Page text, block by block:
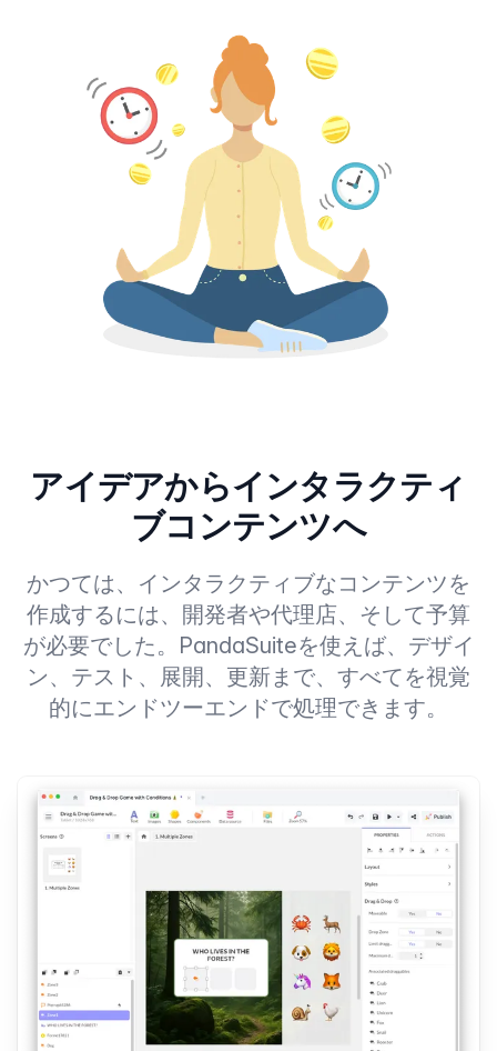
アイデアからインタラクティ
ブコンテンツへ
かつては、インタラクティブなコンテンツを
作成するには、開発者や代理店、そして予算
が必要でした。PandaSuiteを使えば、デザイ
ン、テスト、展開、更新まで、すべてを視覚
的にエンドツーエンドで処理できます。